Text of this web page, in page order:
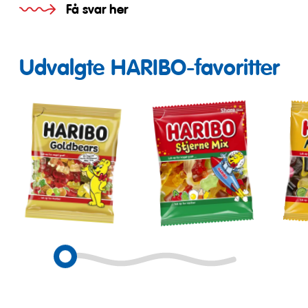
Få svar her
Udvalgte HARIBO-favoritter
Goldbears
Stjerne
mix
Mix